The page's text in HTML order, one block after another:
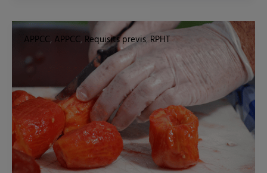
APPCC, APPCC, Requisits previs, RPHT
7
claus
de
alimentària
processat
segur
d’aliments:
Els
plans
de
Requisits
previs
d’higiene
i
traçabilitat.